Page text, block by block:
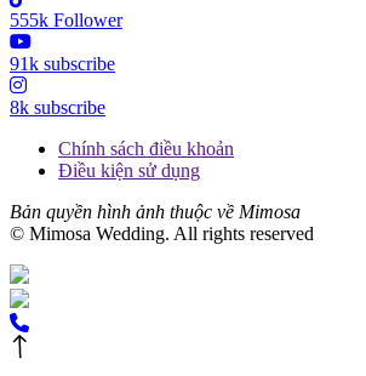
555k Follower
91k subscribe
8k subscribe
Chính sách điều khoản
Điều kiện sử dụng
Bản quyền hình ảnh thuộc về Mimosa
© Mimosa Wedding. All rights reserved